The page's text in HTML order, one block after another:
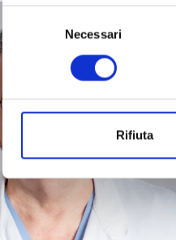
del
consenso
Necessari
Rifiuta